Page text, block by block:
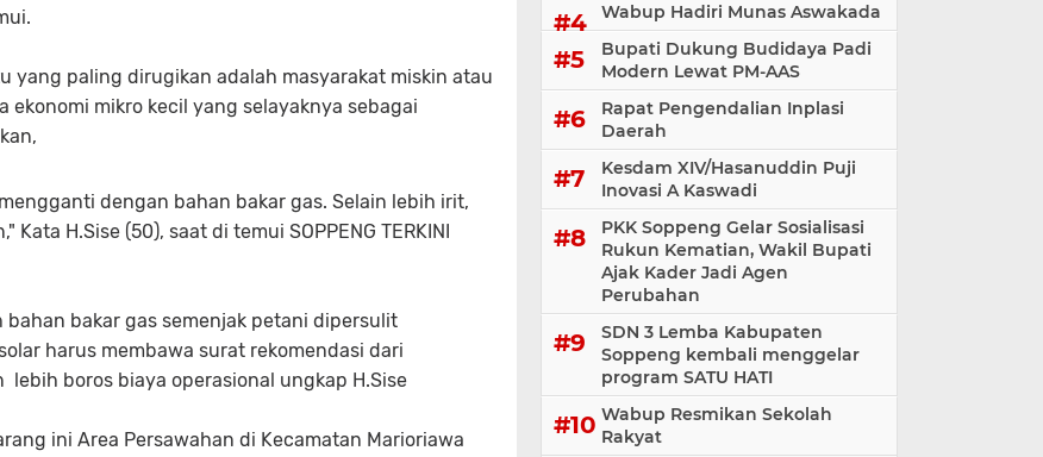
yang paling dirugikan adalah masyarakat miskin atau
mikro kecil yang selayaknya sebagai
dengan bahan bakar gas. Selain lebih irit,
H.Sise (50), saat di temui SOPPENG TERKINI
bakar gas semenjak petani dipersulit
harus membawa surat rekomendasi dari
boros biaya operasional ungkap H.Sise
ini Area Persawahan di Kecamatan Marioriawa
Wabup Hadiri Munas Aswakada
Bupati Dukung Budidaya Padi
Modern Lewat PM-AAS
Rapat Pengendalian Inplasi
Daerah
Kesdam XIV/Hasanuddin Puji
Inovasi A Kaswadi
PKK Soppeng Gelar Sosialisasi
Rukun Kematian, Wakil Bupati
Ajak Kader Jadi Agen
Perubahan
SDN 3 Lemba Kabupaten
Soppeng kembali menggelar
program SATU HATI
Wabup Resmikan Sekolah
Rakyat